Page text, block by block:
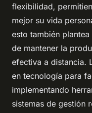
flexibilidad,
mejor su vida
esto también
de mantener la
efectiva a distancia.
en tecnología para
implementando
sistemas de gestión